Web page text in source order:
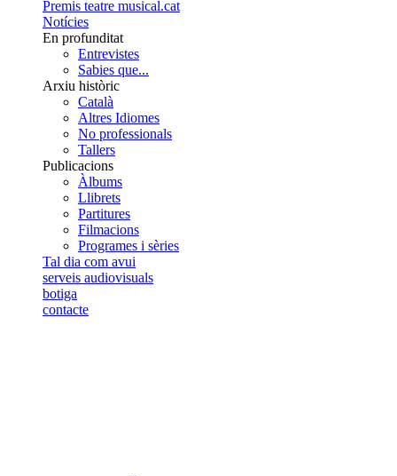
Premis teatre musical.cat
Notícies
En profunditat
Entrevistes
Sabies que...
Arxiu històric
Català
Altres Idiomes
No professionals
Tallers
Publicacions
Àlbums
Llibrets
Partitures
Filmacions
Programes i sèries
Tal dia com avui
serveis audiovisuals
botiga
contacte